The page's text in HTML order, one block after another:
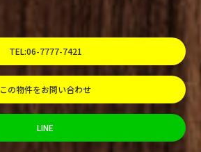
TEL:06-7777-7421
この物件をお問い合わせ
LINE